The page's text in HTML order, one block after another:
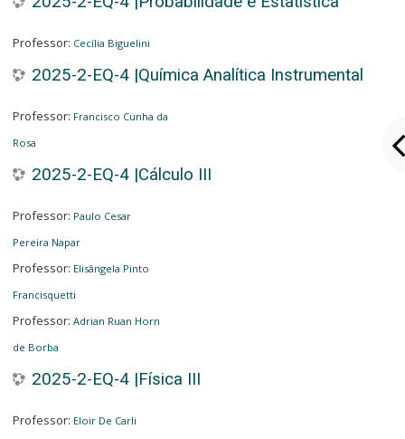
Professor: Cecília Biguelini
2025-2-EQ-4 |Química Analítica Instrumental
Professor: Francisco Cunha da
Rosa
2025-2-EQ-4 |Cálculo III
Professor: Paulo Cesar
Pereira Napar
Professor: Elisângela Pinto
Francisquetti
Professor: Adrian Ruan Horn
de Borba
2025-2-EQ-4 |Física III
Professor: Eloir De Carli